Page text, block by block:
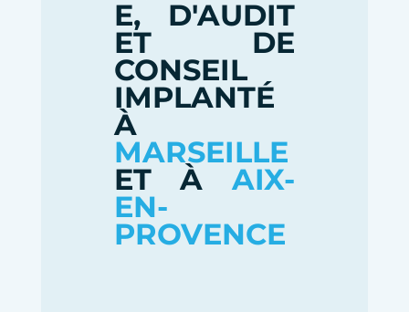
E, D'AUDIT
ET DE
CONSEIL
IMPLANTÉ
À
MARSEILLE
ET ÀAIX-
EN-
PROVENCE